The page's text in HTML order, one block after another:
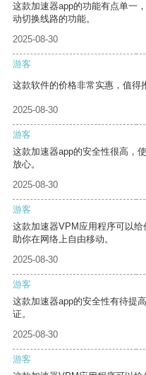
这款加速器app的功能有点单一
动切换线路的功能。
2025-08-30
游客
这款软件的价格非常实惠，值得
2025-08-30
游客
这款加速器app的安全性很高，
放心。
2025-08-30
游客
这款加速器VPM应用程序可以
助你在网络上自由移动。
2025-08-30
游客
这款加速器app的安全性有待提
证。
2025-08-30
游客